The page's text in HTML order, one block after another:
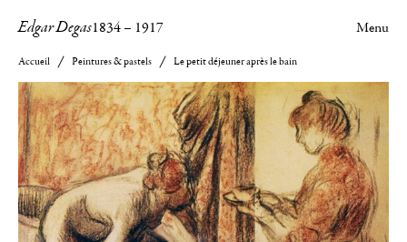
Edgar Degas1834– 1917 Menu
Accueil Peintures & pastels Le petit déjeuner après le bain